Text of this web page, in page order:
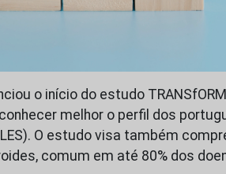
o início do estudo
melhor o perfil dos
O estudo visa também
comum em até 80% dos